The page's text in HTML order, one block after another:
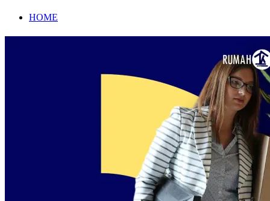
HOME